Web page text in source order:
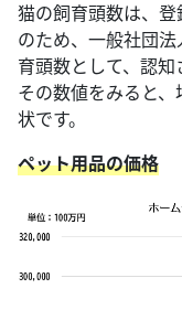
猫の飼育頭数は、
のため、一般社団
育頭数として、認知
その数値をみると
状です。
ペット用品の価格